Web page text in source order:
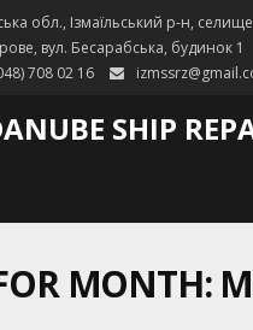
обл., Ізмаїльський р-н,
вул. Бесарабська, будинок 1
708 02 16
SHIP
MONTH: